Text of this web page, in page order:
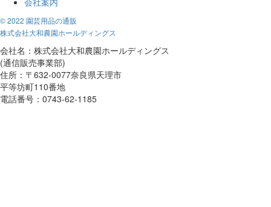
© 2022 園芸用品の通販
株式会社大和農園ホールディングス
会社名：株式会社大和農園ホールディングス
(通信販売事業部)
住所：〒632-0077奈良県天理市
平等坊町110番地
電話番号：0743-62-1185